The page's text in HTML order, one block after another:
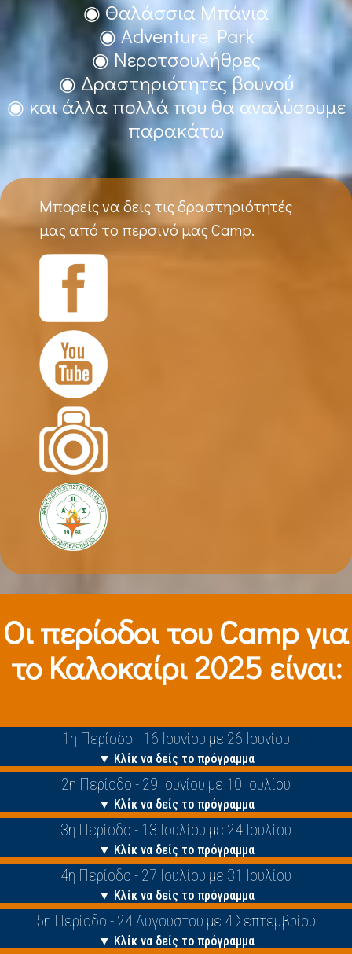
◉ Θαλάσσια Μπάνια
◉ Adventure Park
◉ Νεροτσουλήθρες
◉ Δραστηριότητες βουνού
◉ και άλλα πολλά που θα αναλύσουμε
παρακάτω
Μπορείς να δεις τις δραστηριότητές
μας από το περσινό μας Camp.
Οι περίοδοι τoυ Camp για
το Καλοκαίρι 2025 είναι:
1η Περίοδο - 16 Ιουνίου με 26 Ιουνίου
▼ Κλίκ να δείς το πρόγραμμα
2η Περίοδο - 29 Ιουνίου με 10 Ιουλίου
▼ Κλίκ να δείς το πρόγραμμα
3η Περίοδο - 13 Ιουλίου με 24 Ιουλίου
▼ Κλίκ να δείς το πρόγραμμα
4η Περίοδο - 27 Ιουλίου με 31 Ιουλίου
▼ Κλίκ να δείς το πρόγραμμα
5η Περίοδο - 24 Αυγούστου με 4 Σεπτεμβρίου
▼ Κλίκ να δείς το πρόγραμμα